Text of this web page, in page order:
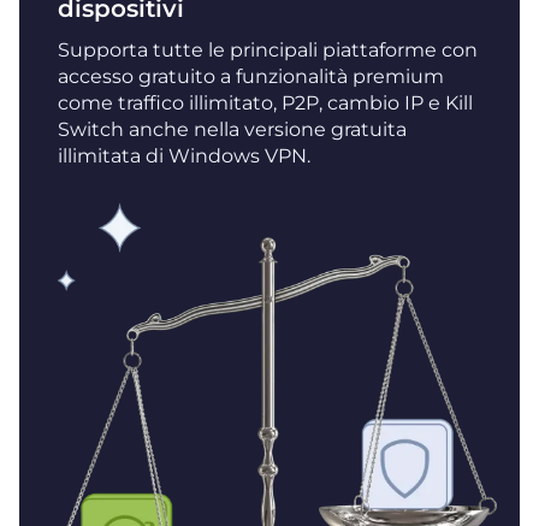
dispositivi
Supporta tutte le principali piattaforme con
accesso gratuito a funzionalità premium
come traffico illimitato, P2P, cambio IP e Kill
Switch anche nella versione gratuita
illimitata di Windows VPN.